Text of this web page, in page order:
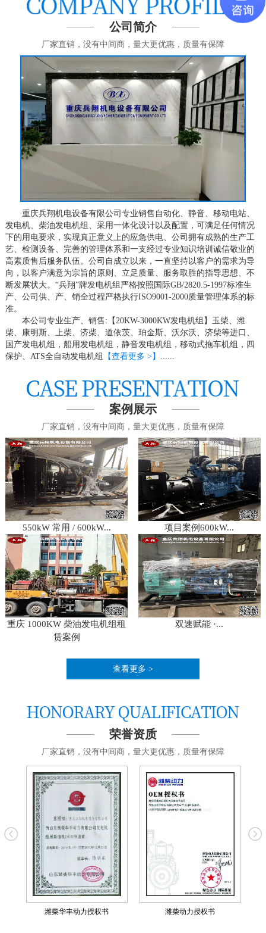
公司简介
厂家直销，没有中间商，量大更优惠，质量有保障
重庆兵翔机电设备有限公司专业销售自动化、静音、移动电站、
发电机、柴油发电机组、采用一体化设计以及配置，可满足任何情况
下的用电要求，实现真正意义上的应急供电、公司拥有成熟的生产工
艺、检测设备、完善的管理体系和一支经过专业知识培训诚信敬业的
高素质售后服务队伍。公司自成立以来，一直坚持以客户的需求为导
向，以客户满意为宗旨的原则、立足质量、服务取胜的指导思想、不
断发展状大。“兵翔”牌发电机组严格按照国际GB/2820.5-1997标准生
产、公司供、产、销全过程严格执行ISO9001-2000质量管理体系的标
准。
本公司专业生产、销售:【20KW-3000KW发电机组】玉柴、潍
柴、康明斯、上柴、济柴、道依茨、珀金斯、沃尔沃、济柴等进口、
国产发电机组，船用发电机组，静音发电机组，移动式拖车机组，四
保护、ATS全自动发电机组
【查看更多 >】 ......
案例展示
厂家直销，没有中间商，量大更优惠，质量有保障
550kW 常用 / 600kW... 项目案例600kW...
重庆 1000KW 柴油发电机组租
赁案例
双速赋能 ·...
查看更多 >
荣誉资质
厂家直销，没有中间商，量大更优惠，质量有保障
潍柴动力授权书 威曼动力授权书